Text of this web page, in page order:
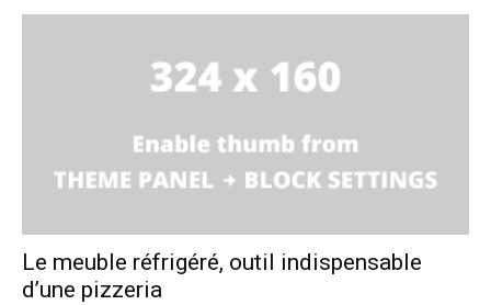
Le meuble réfrigéré, outil indispensable
d’une pizzeria